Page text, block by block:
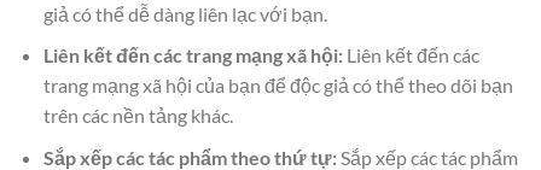
giả có thể dễ dàng liên lạc với bạn.
Liên kết đến các trang mạng xã hội:Liên kết đến các
trang mạng xã hội của bạn để độc giả có thể theo dõi bạn
trên các nền tảng khác.
Sắp xếp các tác phẩm theo thứ tự:Sắp xếp các tác phẩm